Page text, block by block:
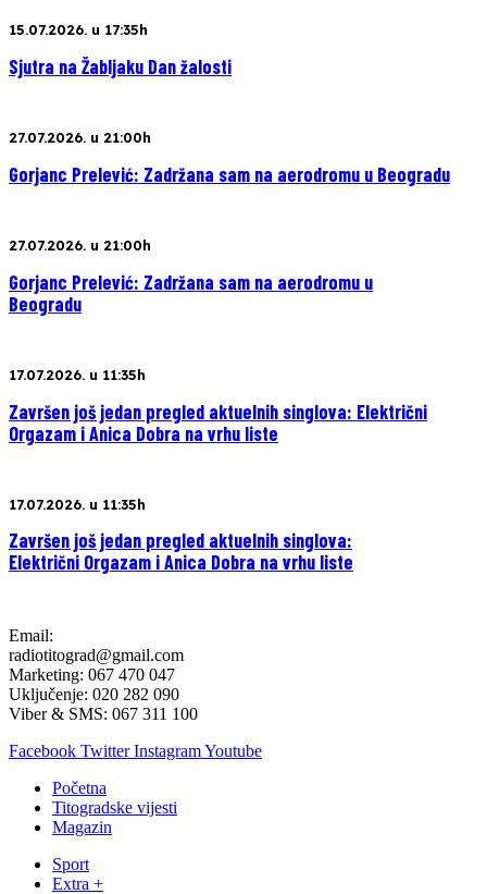
15.07.2026. u 17:35h
Sjutra na Žabljaku Dan žalosti
27.07.2026. u 21:00h
Gorjanc Prelević: Zadržana sam na aerodromu u Beogradu
27.07.2026. u 21:00h
Gorjanc Prelević: Zadržana sam na aerodromu u
Beogradu
17.07.2026. u 11:35h
Završen još jedan pregled aktuelnih singlova: Električni
Orgazam i Anica Dobra na vrhu liste
17.07.2026. u 11:35h
Završen još jedan pregled aktuelnih singlova:
Električni Orgazam i Anica Dobra na vrhu liste
Email:
radiotitograd@gmail.com
Marketing: 067 470 047
Uključenje: 020 282 090
Viber & SMS: 067 311 100
Facebook Twitter InstagramYoutube
Početna
Titogradske vijesti
Magazin
Sport
Extra +